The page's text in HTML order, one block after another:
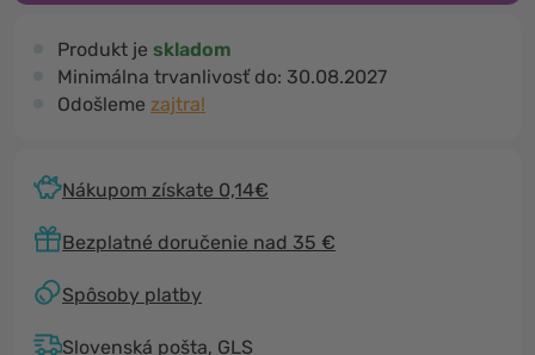
Produkt je skladom
Minimálna trvanlivosť do: 30.08.2027
Odošleme zajtra!
Nákupom získate 0,14€
Bezplatné doručenie nad 35 €
Spôsoby platby
Slovenská pošta, GLS